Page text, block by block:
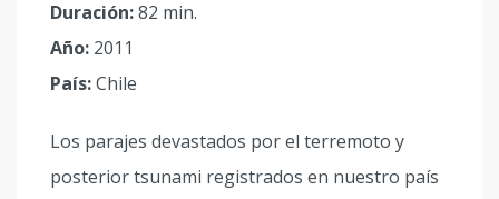
Duración:82 min.
Año: 2011
País:Chile
Los parajes devastados por el terremoto y
posterior tsunami registrados en nuestro país